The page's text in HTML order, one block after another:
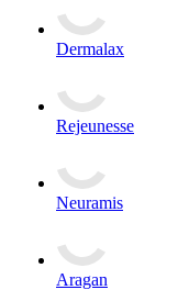
Dermalax
Rejeunesse
Neuramis
Aragan